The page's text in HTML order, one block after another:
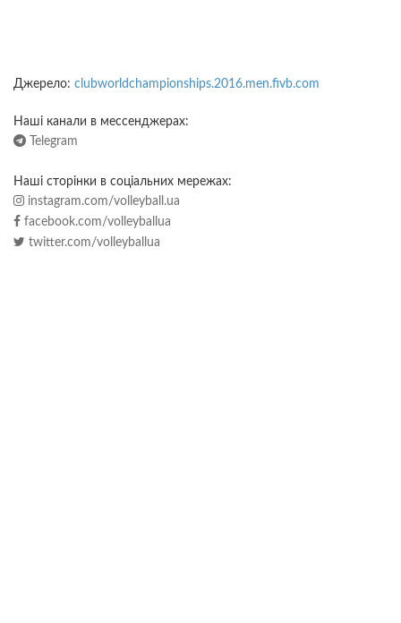
Джерело: clubworldchampionships.2016.men.fivb.com
Наші канали в мессенджерах:
Telegram
Наші сторінки в соціальних мережах:
instagram.com/volleyball.ua
facebook.com/volleyballua
twitter.com/volleyballua